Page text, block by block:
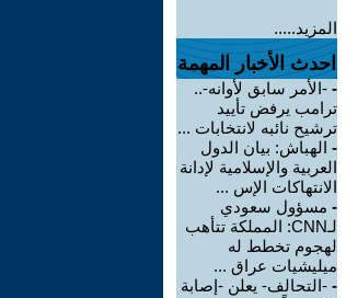
المزيد.....
احدث الأخبار المهمة
- -الأمر سابق لأوانه-..
ترامب يرفض تأييد
ترشيح نائبه لانتخابات ...
- الهباش: بيان الدول
العربية والإسلامية لإدانة
الانتهاكات الإس ...
- مسؤول سعودي
لـCNN: المملكة تتأهب
لهجوم تخطط له
ميليشيات عراق ...
- -التحالف- يعلن -إصابة